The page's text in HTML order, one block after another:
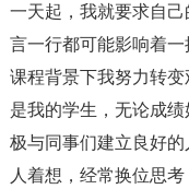
一天起，我就要求自
言一行都可能影响着
课程背景下我努力转
是我的学生，无论成
极与同事们建立良好
人着想，经常换位思